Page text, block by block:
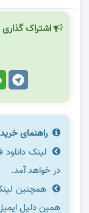
اشتراک
راهنمای
لینک
در خواهد آمد.
همچنین
همین دلیل